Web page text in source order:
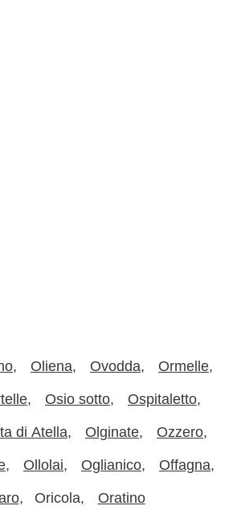
Oliena Ovodda Ormelle
Osio sotto Ospitaletto
di Atella Olginate Ozzero
Ollolai Oglianico Offagna
Oricola Oratino